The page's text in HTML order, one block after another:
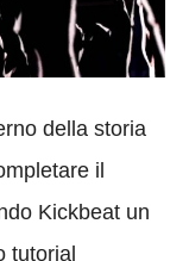
della storia
il
Kickbeat un
tutorial